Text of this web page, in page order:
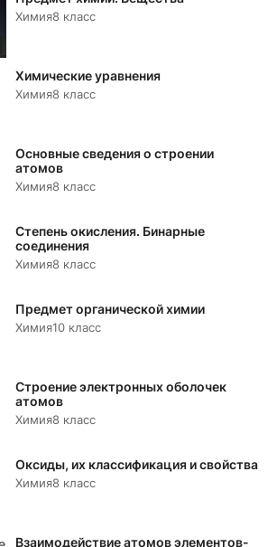
Химия8 класс
Химические уравнения
Химия8 класс
Основные сведения о строении
атомов
Химия8 класс
Степень окисления. Бинарные
соединения
Химия8 класс
Предмет органической химии
Химия10 класс
Строение электронных оболочек
атомов
Химия8 класс
Оксиды, их классификация и свойства
Химия8 класс
Взаимодействие атомов элементов-